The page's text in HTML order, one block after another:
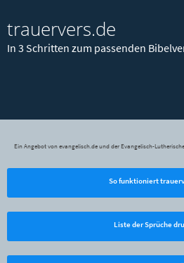
trauervers.de
In 3 Schritten zum passenden
Ein Angebot von evangelisch.de und der Evangelisch-
So funktioniert
Liste der Sprüche